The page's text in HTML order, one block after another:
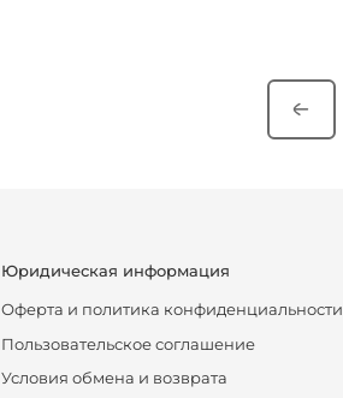
Юридическая информация
Оферта и политика конфиденциальности
Пользовательское соглашение
Условия обмена и возврата